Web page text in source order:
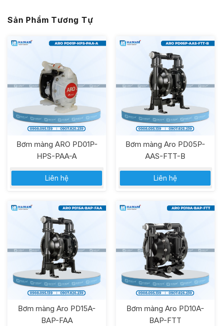
Sản Phẩm Tương Tự
Bơm màng ARO PD01P-
HPS-PAA-A
Liên hệ
Bơm màng Aro PD05P-
AAS-FTT-B
Liên hệ
Bơm màng Aro PD15A-
BAP-FAA
Bơm màng Aro PD10A-
BAP-FTT